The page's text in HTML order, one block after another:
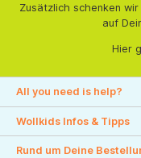
Zusätzlich schenken
auf
Hier
All you need is help?
Wollkids Infos & Tipps
Rund um Deine